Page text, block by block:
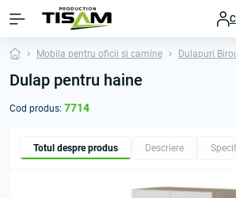
Mobila pentru oficii si camine Dulapuri
Dulap pentru haine
Cod produs: 7714
Totul despre produs Descriere